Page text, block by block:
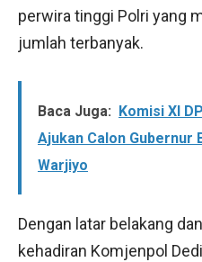
perwira tinggi Polri yang
jumlah terbanyak.
Baca Juga: Komisi XI
Ajukan Calon Gubernur
Warjiyo
Dengan latar belakang
kehadiran Komjenpol